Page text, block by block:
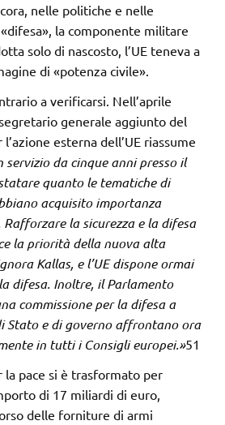
nelle politiche e nelle
la componente militare
solo di nascosto, l’UE teneva a
di «potenza civile».
a verificarsi. Nell’aprile
generale aggiunto del
esterna dell’UE riassume
servizio da cinque anni presso il
quanto le tematiche di
acquisito importanza
Rafforzare la sicurezza e la difesa
la priorità della nuova alta
Kallas, e l’UE dispone ormai
difesa. Inoltre, il Parlamento
commissione per la difesa a
Stato e di governo affrontano ora
in tutti i Consigli europei.»51
la pace si è trasformato per
di 17 miliardi di euro,
delle forniture di armi